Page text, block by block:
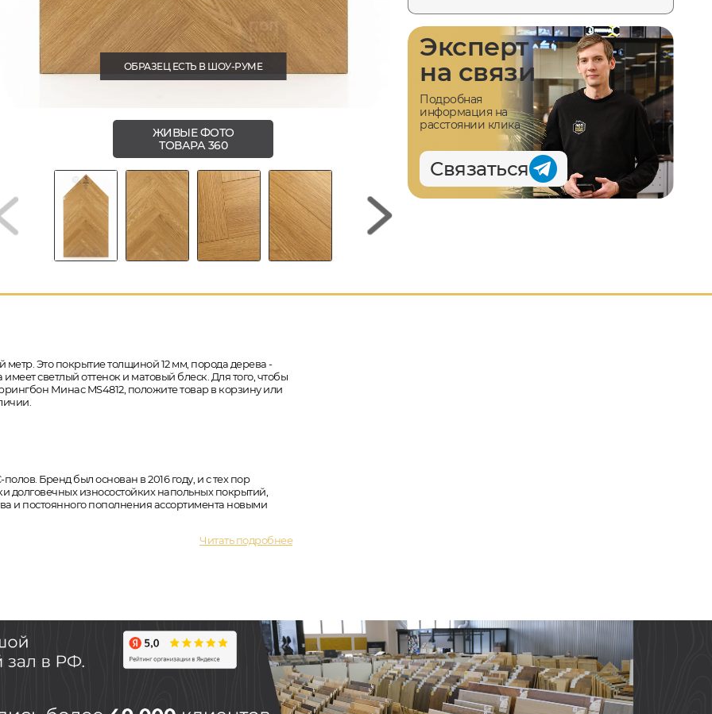
ОБРАЗЕЦ ЕСТЬ В ШОУ-РУМЕ
ЖИВЫЕ ФОТО
ТОВАРА 360
Эксперт
на связи
Подробная
информация на
расстоянии клика
Связаться
метр. Это покрытие толщиной 12 мм, порода дерева -
светлый оттенок и матовый блеск. Для того, чтобы
Минас MS4812, положите товар в корзину или
Бренд был основан в 2016 году, и с тех пор
долговечных износостойких напольных покрытий,
и постоянного пополнения ассортимента новыми
Читать подробнее